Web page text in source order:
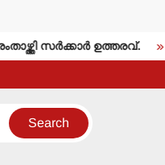
സര്‍ക്കാര്‍ ഉത്തരവ്.